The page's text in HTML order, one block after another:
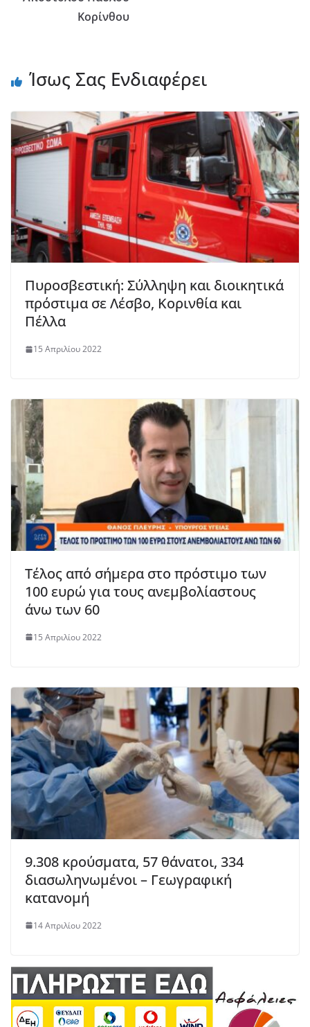
Κορίνθου
Ίσως Σας Ενδιαφέρει
Πυροσβεστική: Σύλληψη και διοικητικά
πρόστιμα σε Λέσβο, Κορινθία και
Πέλλα
15 Απριλίου 2022
Τέλος από σήμερα στο πρόστιμο των
100 ευρώ για τους ανεμβολίαστους
άνω των 60
15 Απριλίου 2022
9.308 κρούσματα, 57 θάνατοι, 334
διασωληνωμένοι – Γεωγραφική
κατανομή
14 Απριλίου 2022